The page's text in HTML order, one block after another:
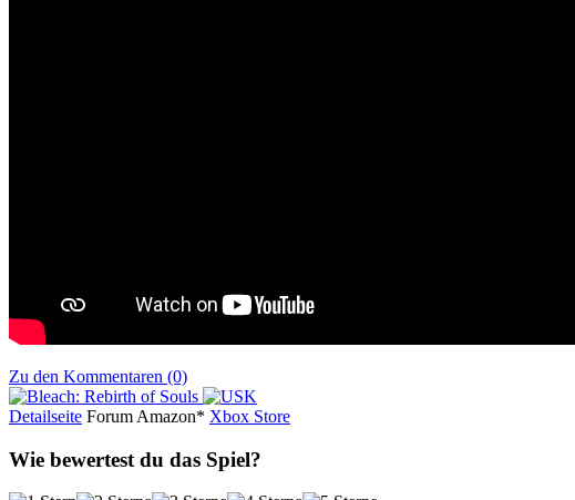
Zu den Kommentaren (0)
Detailseite Forum Amazon* Xbox Store
Wie bewertest du das Spiel?